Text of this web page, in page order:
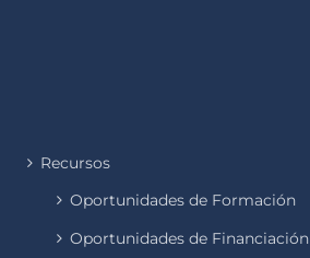
Recursos
Oportunidades de Formación
Oportunidades de Financiación